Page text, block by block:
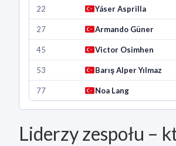
22 Yáser Asprilla
27 Armando Güner
45 Victor Osimhen
53 Barış Alper Yılmaz
77 Noa Lang
Liderzy zespołu –